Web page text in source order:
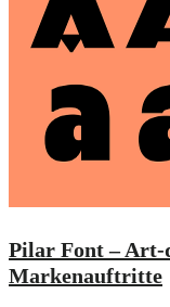
Pilar Font – Art-
Markenauftritte